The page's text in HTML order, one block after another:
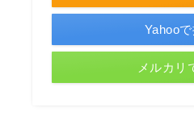
Yahoo
メルカリ